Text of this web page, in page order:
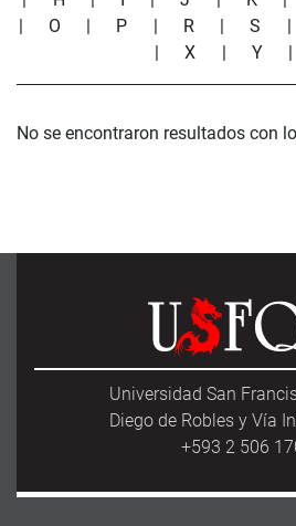
| O | P | R |S
|X | Y
No se encontraron resultados con
Universidad San
Diego de Robles y Vía
+593 2 506